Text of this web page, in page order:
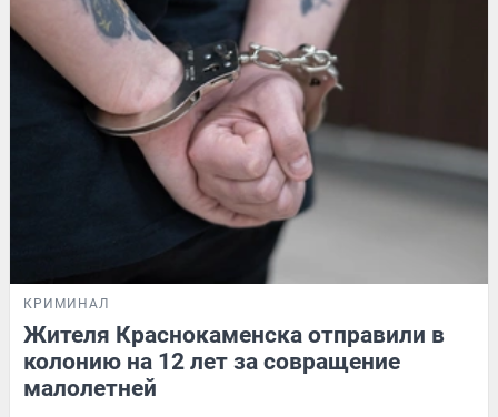
КРИМИНАЛ
Жителя Краснокаменска отправили в
колонию на 12 лет за совращение
малолетней